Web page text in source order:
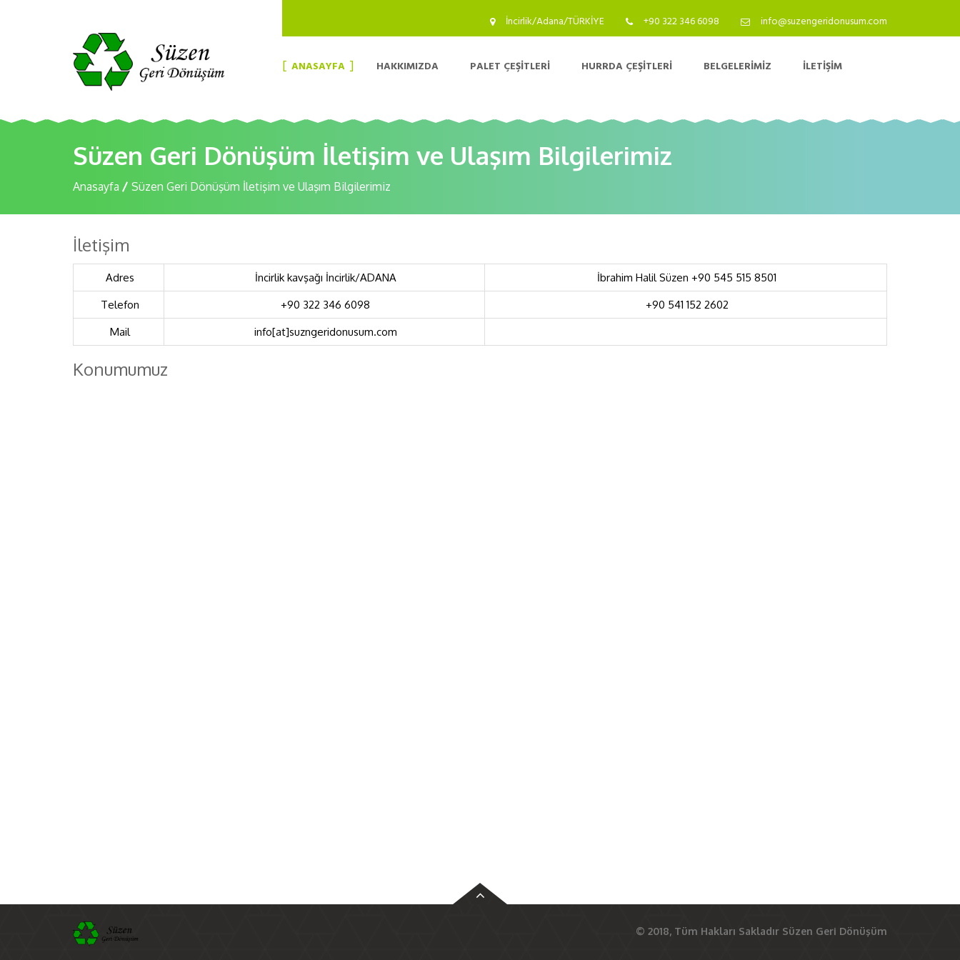
İncirlik/Adana/TÜRKİYE +90 322 346 6098 info@suzengeridonusum.com
ANASAYFA HAKKIMIZDA PALET ÇEŞITLERI HURRDA ÇEŞITLERI BELGELERIMIZ İLETIŞIM
Süzen Geri Dönüşüm İletişim ve Ulaşım Bilgilerimiz
Anasayfa Süzen Geri Dönüşüm İletişim ve Ulaşım Bilgilerimiz
İletişim
Adres İncirlik kavşağı İncirlik/ADANA
İbrahim Halil Süzen +90 545 515 8501
Telefon
+90 322 346 6098
+90 541 152 2602
Mail
info[at]suzngeridonusum.com
Konumumuz
© 2018, Tüm Hakları Sakladır Süzen Geri Dönüşüm